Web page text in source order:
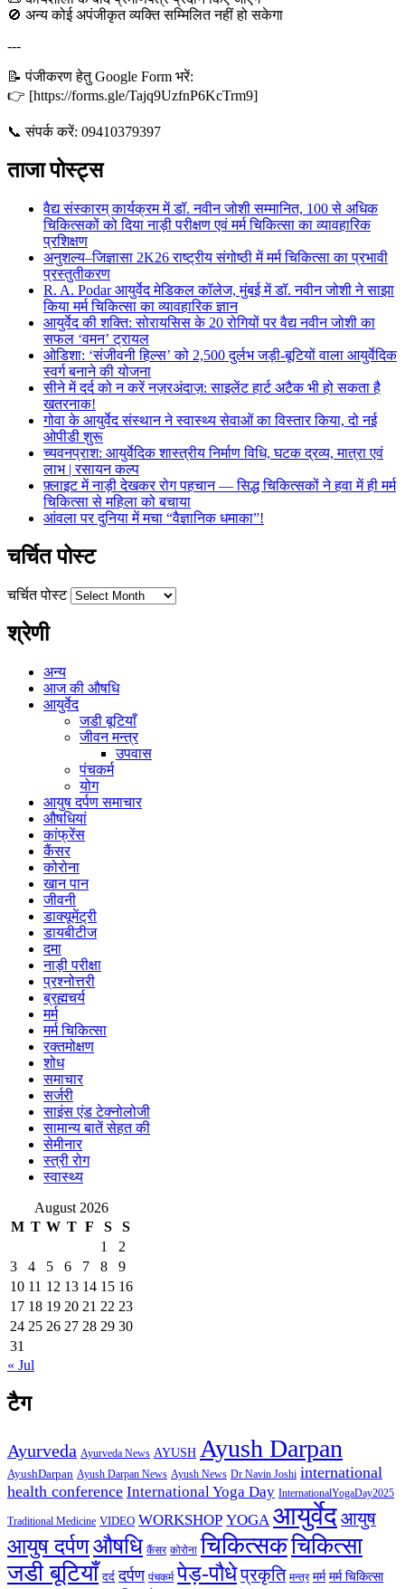
🚫 अन्य कोई अपंजीकृत व्यक्ति सम्मिलित नहीं हो सकेगा
---
📝 पंजीकरण हेतु Google Form भरें:
👉 [https://forms.gle/Tajq9UzfnP6KcTrm9]
📞 संपर्क करें: 09410379397
ताजा पोस्ट्स
वैद्य संस्कारम् कार्यक्रम में डॉ. नवीन जोशी सम्मानित, 100 से अधिक
चिकित्सकों को दिया नाड़ी परीक्षण एवं मर्म चिकित्सा का व्यावहारिक
प्रशिक्षण
अनुशल्य–जिज्ञासा 2K26 राष्ट्रीय संगोष्ठी में मर्म चिकित्सा का प्रभावी
प्रस्तुतीकरण
R. A. Podar आयुर्वेद मेडिकल कॉलेज, मुंबई में डॉ. नवीन जोशी ने साझा
किया मर्म चिकित्सा का व्यावहारिक ज्ञान
आयुर्वेद की शक्ति: सोरायसिस के 20 रोगियों पर वैद्य नवीन जोशी का
सफल ‘वमन’ ट्रायल
ओडिशा: ‘संजीवनी हिल्स’ को 2,500 दुर्लभ जड़ी-बूटियों वाला आयुर्वेदिक
स्वर्ग बनाने की योजना
सीने में दर्द को न करें नज़रअंदाज़: साइलेंट हार्ट अटैक भी हो सकता है
खतरनाक!
गोवा के आयुर्वेद संस्थान ने स्वास्थ्य सेवाओं का विस्तार किया, दो नई
ओपीडी शुरू
च्यवनप्राश: आयुर्वेदिक शास्त्रीय निर्माण विधि, घटक द्रव्य, मात्रा एवं
लाभ | रसायन कल्प
फ़्लाइट में नाड़ी देखकर रोग पहचान — सिद्ध चिकित्सकों ने हवा में ही मर्म
चिकित्सा से महिला को बचाया
आंवला पर दुनिया में मचा “वैज्ञानिक धमाका”!
चर्चित पोस्ट
चर्चित पोस्ट
श्रेणी
अन्य
आज की औषधि
आयुर्वेद
जडी बूटियाँ
जीवन मन्त्र
उपवास
पंचकर्म
योग
आयुष दर्पण समाचार
औषधियां
कांफ्रेंस
कैंसर
कोरोना
खान पान
जीवनी
डाक्यूमेंट्री
डायबीटीज
दमा
नाड़ी परीक्षा
प्रश्नोत्तरी
ब्रह्मचर्य
मर्म
मर्म चिकित्सा
रक्तमोक्षण
शोध
समाचार
सर्जरी
साइंस एंड टेक्नोलोजी
सामान्य बातें सेहत की
सेमीनार
स्त्री रोग
स्वास्थ्य
August 2026
M T W T F S
S
1
2
3
4 5 6 7 8
9
10 11 12 13 14 15 16
17 18 19 20 21 22 23
24 25 26 27 28 29 30
31
« Jul
टैग
Ayurveda Ayurveda News AYUSH Ayush Darpan
AyushDarpan Ayush Darpan News Ayush News Dr Navin Joshi international
health conference International Yoga Day InternationalYogaDay2025
Traditional Medicine VIDEO WORKSHOP YOGA आयुर्वेदआयुष
आयुष दर्पणऔषधि कैंसर कोरोना चिकित्सकचिकित्सा
जडी बूटियाँ दर्द दर्पण पंचकर्म पेड़-पौधेप्रकृति मन्त्र मर्म मर्म चिकित्सा